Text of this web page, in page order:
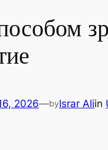
2026—byIsrar Aliin